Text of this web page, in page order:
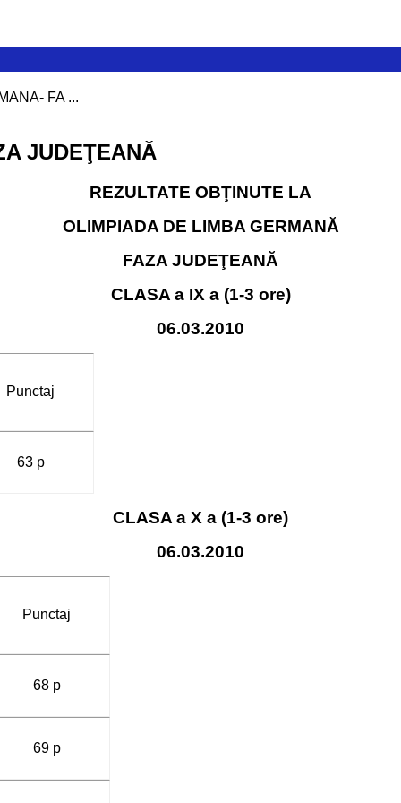
FA ...
JUDEŢEANĂ
REZULTATE OBŢINUTE LA
OLIMPIADA DE LIMBA GERMANĂ
FAZA JUDEŢEANĂ
CLASA a IX a (1-3 ore)
06.03.2010
Punctaj
63 p
CLASA a X a (1-3 ore)
06.03.2010
Punctaj
68 p
69 p